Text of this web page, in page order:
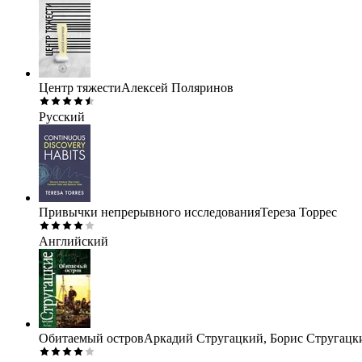
Центр тяжестиАлексей Поляринов
Русский
Привычки непрерывного исследованияТереза Торрес
Английский
Обитаемый островАркадий Стругацкий, Борис